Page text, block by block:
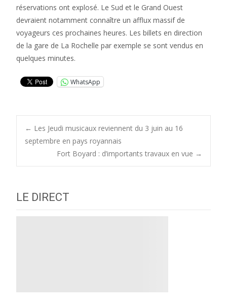
réservations ont explosé. Le Sud et le Grand Ouest
devraient notamment connaître un afflux massif de
voyageurs ces prochaines heures. Les billets en direction
de la gare de La Rochelle par exemple se sont vendus en
quelques minutes.
WhatsApp
Post
navigation
← Les Jeudi musicaux reviennent du 3 juin au 16
septembre en pays royannais
Fort Boyard : d’importants travaux en vue →
LE DIRECT